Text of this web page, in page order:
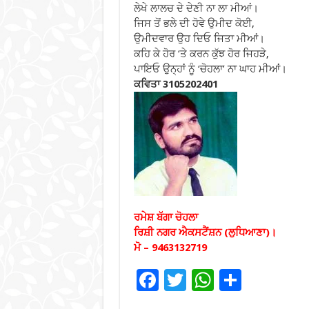
ਲੇਖੇ ਲਾਲਚ ਦੇ ਦੇਣੀ ਨਾ ਲਾ ਮੀਆਂ।
ਜਿਸ ਤੋਂ ਭਲੇ ਦੀ ਹੋਵੇ ਉਮੀਦ ਕੋਈ,
ਉਮੀਦਵਾਰ ਉਹ ਦਿਓ ਜਿਤਾ ਮੀਆਂ।
ਕਹਿ ਕੇ ਹੋਰ ‘ਤੇ ਕਰਨ ਕੁੱਝ ਹੋਰ ਜਿਹੜੇ,
ਪਾਇਓ ਉਨ੍ਹਾਂ ਨੂੰ ‘ਚੋਹਲਾ’ ਨਾ ਘਾਹ ਮੀਆਂ।
ਕਵਿਤਾ 3105202401
ਰਮੇਸ਼ ਬੱਗਾ ਚੋਹਲਾ
ਰਿਸ਼ੀ ਨਗਰ ਐਕਸਟੈਂਸ਼ਨ (ਲੁਧਿਆਣਾ)।
ਮੋ – 9463132719
F
T W S